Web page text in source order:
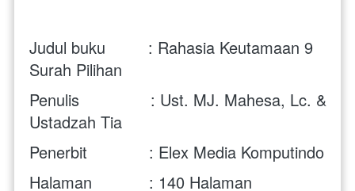
Judul buku         : Rahasia Keutamaan 9
Surah Pilihan
Penulis               : Ust. MJ. Mahesa, Lc. &
Ustadzah Tia
Halaman            : 140 Halaman